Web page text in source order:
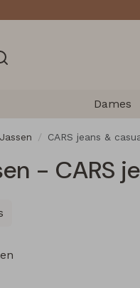
Dames
Jassen CARS jeans &
- CARS